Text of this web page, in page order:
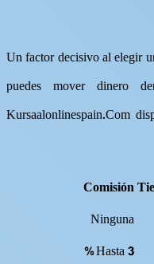
Un factor decisivo al elegir
puedes mover dinero
Kursaalonlinespain.Com
Comisión
Ninguna
Hasta 3 %